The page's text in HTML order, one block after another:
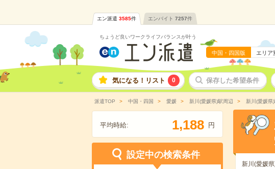
エン派遣 3585件 エンバイト 7257件
ちょうど良いワークライフバランスが叶う
中国・四国版 エリア
気になる！リスト 0 保存した希望条件
派遣TOP 中国・四国 愛媛 新川(愛媛県)駅周辺 新川(愛媛県
平均時給: 1,188 円
設定中の検索条件
新川(愛媛